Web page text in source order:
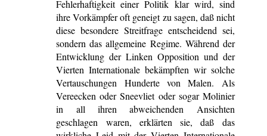
Fehlerhaftigkeit einer Politik klar wird, sind
ihre Vorkämpfer oft geneigt zu sagen, daß nicht
diese besondere Streitfrage entscheidend sei,
sondern das allgemeine Regime. Während der
Entwicklung der Linken Opposition und der
Vierten Internationale bekämpften wir solche
Vertauschungen Hunderte von Malen. Als
Vereecken oder Sneevliet oder sogar Molinier
in all ihren abweichenden Ansichten
geschlagen waren, erklärten sie, daß das